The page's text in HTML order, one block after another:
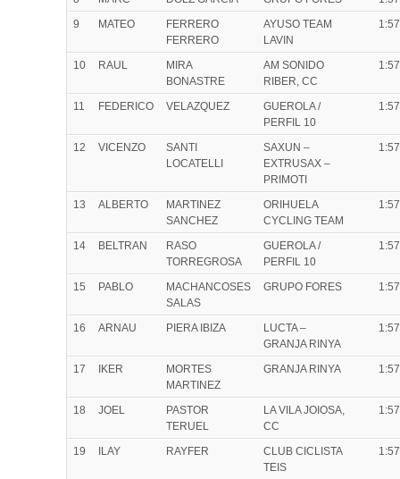
9
MATEO
FERRERO
FERRERO
AYUSO TEAM
LAVIN
10 RAUL
MIRA
BONASTRE
AM SONIDO
RIBER, CC
11 FEDERICO VELAZQUEZ
GUEROLA /
PERFIL 10
12 VICENZO
SANTI
LOCATELLI
SAXUN –
EXTRUSAX –
PRIMOTI
13 ALBERTO
MARTINEZ
SANCHEZ
ORIHUELA
CYCLING TEAM
14 BELTRAN
RASO
TORREGROSA
GUEROLA /
PERFIL 10
15 PABLO
MACHANCOSES
SALAS
GRUPO FORES
16 ARNAU PIERA IBIZA
LUCTA –
GRANJA RINYA
17 IKER
MORTES
MARTINEZ
GRANJA RINYA
18 JOEL
PASTOR
TERUEL
LA VILA JOIOSA,
CC
19 ILAY RAYFER
CLUB CICLISTA
TEIS